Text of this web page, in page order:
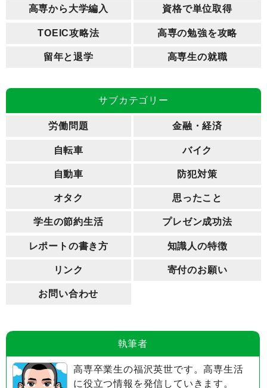
高専から大学編入 資格で単位取得
TOEIC攻略法 高専の勉強を攻略
留年と退学 高専生の就職
サブカテゴリー
労働問題 金融・経済
自転車 バイク
自動車 防犯対策
オタク 思ったこと
学生の節約生活 プレゼン成功法
レポートの書き方 知識人の特徴
リンク 寄付のお願い
お問い合わせ
執筆者
高専卒業生の福沢英世です。高専生活
に役立つ情報を発信していきます。